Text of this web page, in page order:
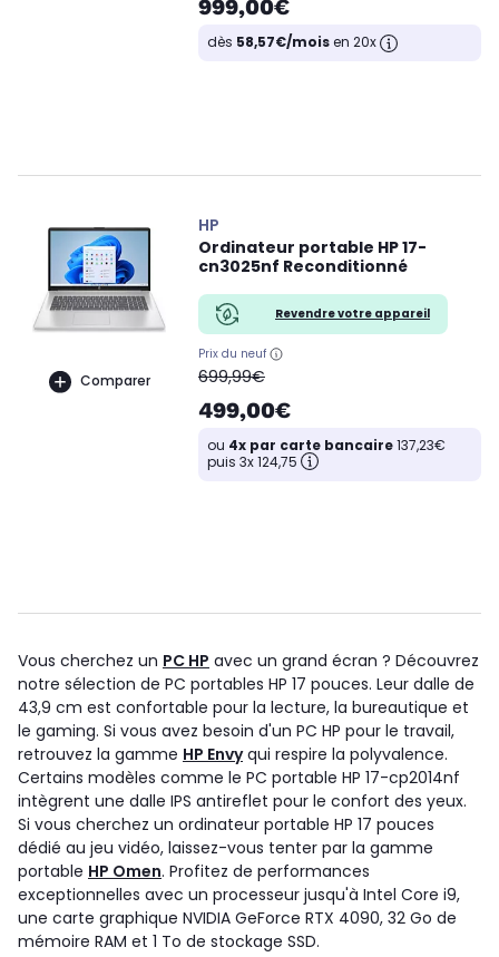
999,00€
dès 58,57€/moisen 20x
Comparer
HP
Ordinateur portable HP 17-
cn3025nf Reconditionné
Revendre votre appareil
Prix du neuf
oldPrice
699,99€
499,00€
ou 4x par carte bancaire137,23€
puis 3x 124,75
Vous cherchez un PC HP avec un grand écran ? Découvrez
notre sélection de PC portables HP 17 pouces. Leur dalle de
43,9 cm est confortable pour la lecture, la bureautique et
le gaming. Si vous avez besoin d'un PC HP pour le travail,
retrouvez la gamme HP Envyqui respire la polyvalence.
Certains modèles comme le PC portable HP 17-cp2014nf
intègrent une dalle IPS antireflet pour le confort des yeux.
Si vous cherchez un ordinateur portable HP 17 pouces
dédié au jeu vidéo, laissez-vous tenter par la gamme
portable HP Omen. Profitez de performances
exceptionnelles avec un processeur jusqu'à Intel Core i9,
une carte graphique NVIDIA GeForce RTX 4090, 32 Go de
mémoire RAM et 1 To de stockage SSD.